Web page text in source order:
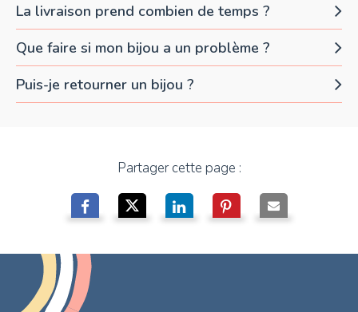
La livraison prend combien de temps ?
Que faire si mon bijou a un problème ?
Puis-je retourner un bijou ?
Partager cette page :